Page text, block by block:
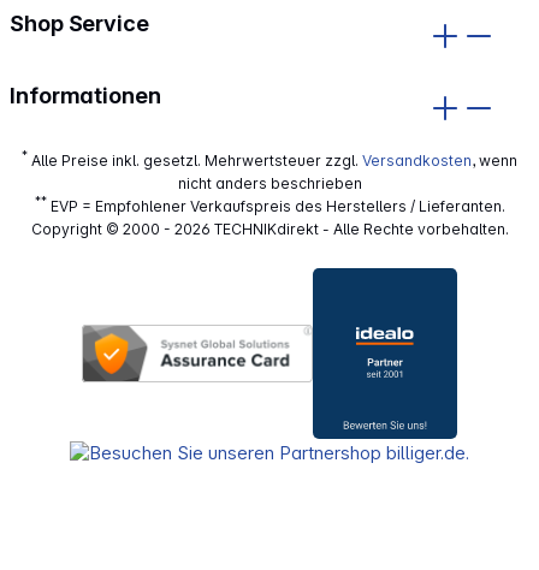
Shop Service
Informationen
* Alle Preise inkl. gesetzl. Mehrwertsteuer zzgl. Versandkosten, wenn
nicht anders beschrieben
**EVP = Empfohlener Verkaufspreis des Herstellers / Lieferanten.
Copyright © 2000 - 2026 TECHNIKdirekt - Alle Rechte vorbehalten.